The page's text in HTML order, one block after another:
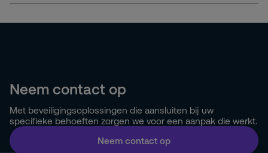
Neem contact op
Met beveiligingsoplossingen die aansluiten bij uw
specifieke behoeften zorgen we voor een aanpak die werkt.
Neem contact op